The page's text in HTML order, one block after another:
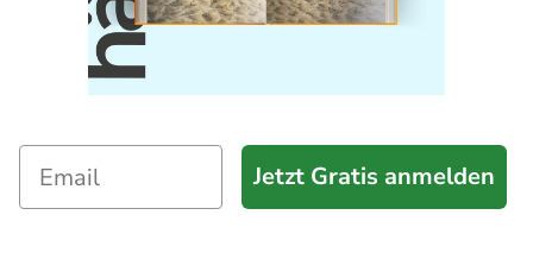
Jetzt Gratis anmelden